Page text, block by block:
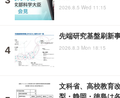
2026.8.5 Wed 11:15
先端研究基盤刷新
2026.8.3 Mon 18:15
文科省、高校教育